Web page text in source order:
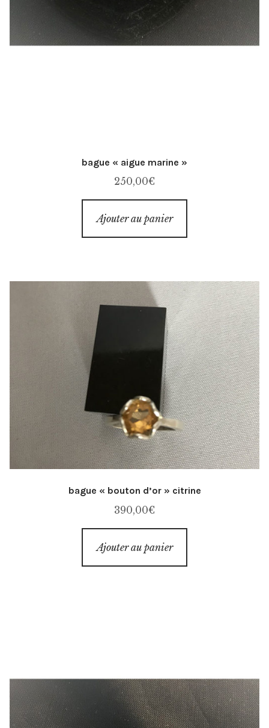
bague « aigue marine »
250,00€
Ajouter au panier
bague « bouton d’or » citrine
390,00€
Ajouter au panier